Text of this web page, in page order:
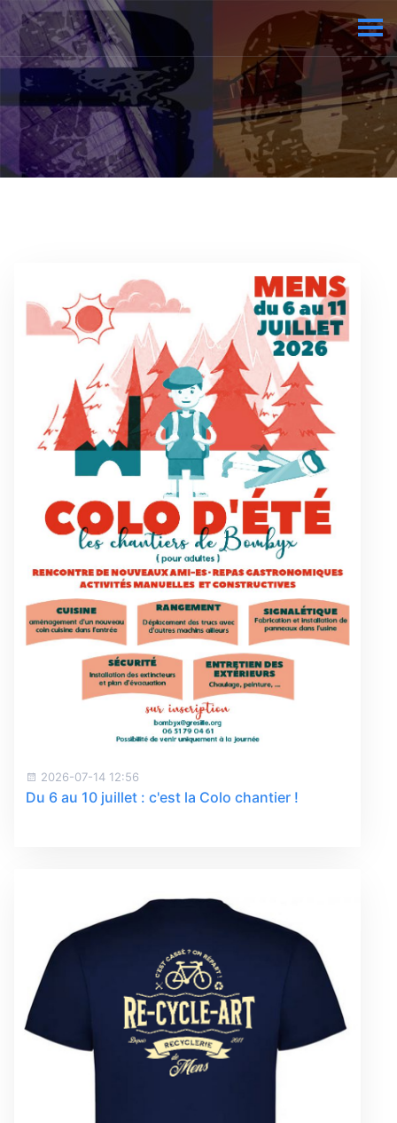
2026-07-14 12:56
Du 6 au 10 juillet : c'est la Colo chantier !